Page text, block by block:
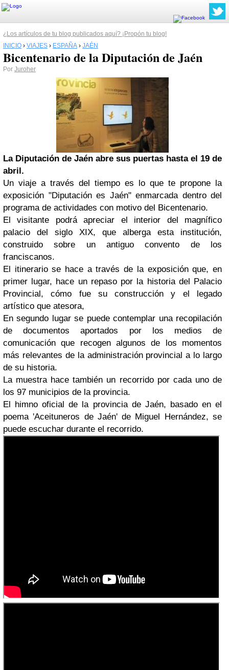
¿Los artículos de tu blog publicados aquí? ¡Propón tu blog!
INICIO › VIAJES › ESPAÑA › JAÉN
Bicentenario de la Diputación de Jaén
Por Juroher
La Diputación de Jaén abre sus puertas hasta el 19 de
abril.
Un viaje a través del tiempo es lo que te propone la
exposición "Diputación es Jaén" enmarcada dentro del
programa de actividades con motivo del Bicentenario.
El visitante podrá apreciar el interior del magnífico
palacio del siglo XIX, que alberga esta institución,
construido sobre un antiguo convento de los
franciscanos.
El itinerario se hace a través de la exposición que, en
primer lugar, hace un repaso por la historia del Palacio
Provincial, cómo fue su construcción y el legado
artístico que atesora,
En segundo lugar se puede contemplar una recopilación
de documentos aportados por los medios de
comunicación que recogen algunos de los momentos
más relevantes de la administración provincial a lo largo
de su historia.
La muestra hace también un recorrido por cada uno de
los 97 municipios de la provincia.
El himno oficial de la provincia de Jaén, basado en el
poema 'Aceituneros de Jaén' de Miguel Hernández, se
puede escuchar durante el recorrido.